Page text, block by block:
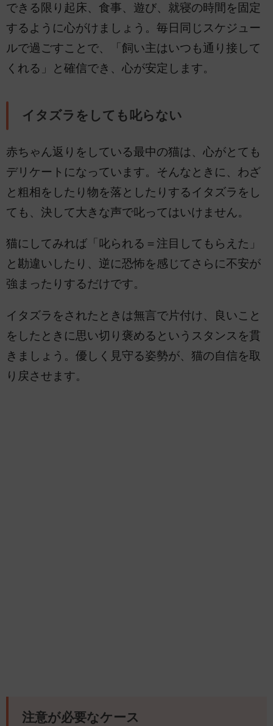
できる限り起床、食事、遊び、就寝の時間を固定
するように心がけましょう。毎日同じスケジュー
ルで過ごすことで、「飼い主はいつも通り接して
くれる」と確信でき、心が安定します。
イタズラをしても叱らない
赤ちゃん返りをしている最中の猫は、心がとても
デリケートになっています。そんなときに、わざ
と粗相をしたり物を落としたりするイタズラをし
ても、決して大きな声で叱ってはいけません。
猫にしてみれば「叱られる＝注目してもらえた」
と勘違いしたり、逆に恐怖を感じてさらに不安が
強まったりするだけです。
イタズラをされたときは無言で片付け、良いこと
をしたときに思い切り褒めるというスタンスを貫
きましょう。優しく見守る姿勢が、猫の自信を取
り戻させます。
注意が必要なケース